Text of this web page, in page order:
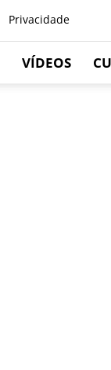
Privacidade
VÍDEOS